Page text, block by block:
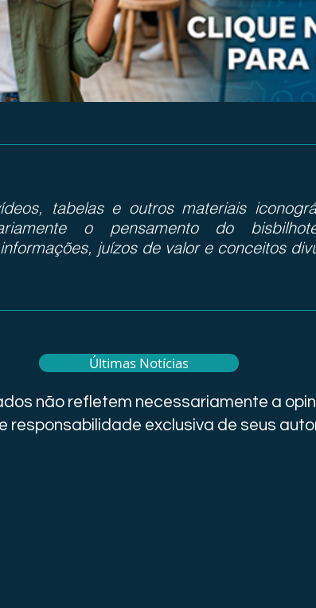
tabelas e outros materiais
o pensamento do
juízos de valor e conceitos
Últimas Notícias
não refletem necessariamente a
responsabilidade exclusiva de seus